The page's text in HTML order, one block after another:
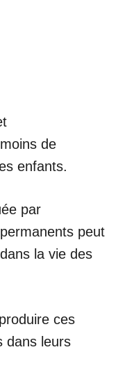
de
enfants.
par
peut
la vie des
ces
dans leurs